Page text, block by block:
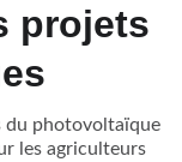
projets
du photovoltaïque
les agriculteurs